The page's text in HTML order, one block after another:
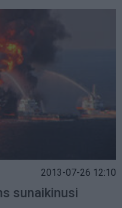
2013-07-26 12:10
sunaikinusi